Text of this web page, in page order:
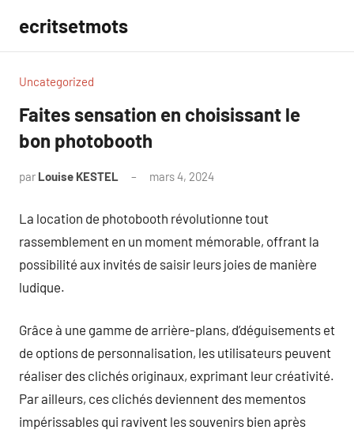
contenu
ecritsetmots
Uncategorized
Faites sensation en choisissant le
bon photobooth
par Louise KESTEL mars 4, 2024
La location de photobooth révolutionne tout
rassemblement en un moment mémorable, offrant la
possibilité aux invités de saisir leurs joies de manière
ludique.
Grâce à une gamme de arrière-plans, d’déguisements et
de options de personnalisation, les utilisateurs peuvent
réaliser des clichés originaux, exprimant leur créativité.
Par ailleurs, ces clichés deviennent des mementos
impérissables qui ravivent les souvenirs bien après